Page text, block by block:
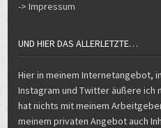
-> Impressum
UND HIER DAS ALLERLETZTE…
Hier in meinem Internetangebot,
Instagram und Twitter äußere ich
hat nichts mit meinem
meinem privaten Angebot auch